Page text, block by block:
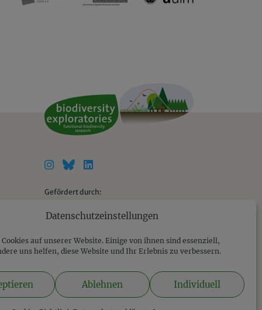
Datenschutzeinstellungen
auf unserer Website. Einige von ihnen sind essenziell,
uns helfen, diese Website und Ihr Erlebnis zu verbessern.
Ablehnen Individuell
Gefördert durch:
© 2026 BEO
Impressum